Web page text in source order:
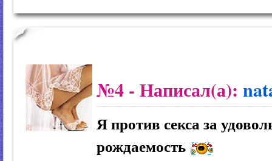
№4 - Написал(а):
Я против секса за
рождаемость